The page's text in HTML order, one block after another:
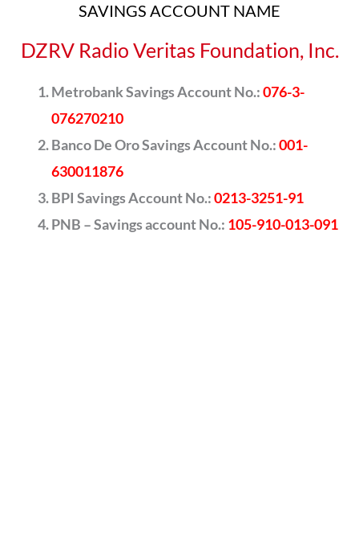
SAVINGS ACCOUNT NAME
DZRV Radio Veritas Foundation, Inc.
Metrobank Savings Account No.:076-3-
076270210
Banco De Oro Savings Account No.:001-
630011876
BPI Savings Account No.:0213-3251-91
PNB – Savings account No.: 105-910-013-091